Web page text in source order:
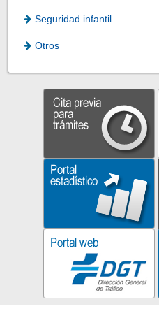
Seguridad infantil
Otros